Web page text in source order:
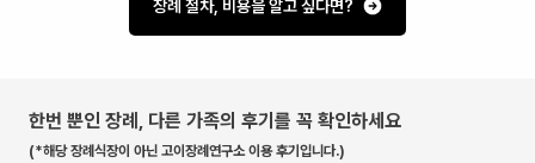
장례 절차, 비용을 알고 싶다면?
한번 뿐인 장례, 다른 가족의 후기를 꼭 확인하세요
(*해당 장례식장이 아닌 고이장례연구소 이용 후기입니다.)